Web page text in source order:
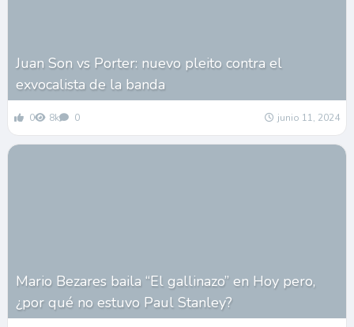
Juan Son vs Porter: nuevo pleito contra el
exvocalista de la banda
0 8k 0 junio 11, 2024
Mario Bezares baila “El gallinazo” en Hoy pero,
¿por qué no estuvo Paul Stanley?